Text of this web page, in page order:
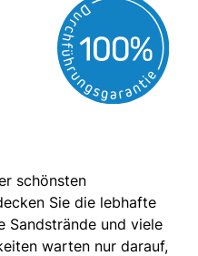
schönsten
Sie die lebhafte
Sandstrände und viele
warten nur darauf,